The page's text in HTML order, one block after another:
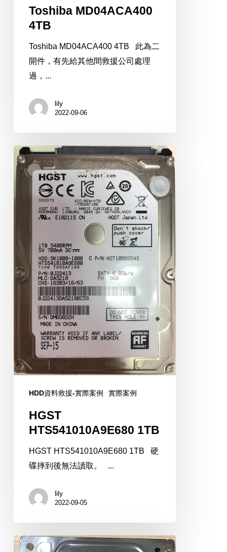
Toshiba MD04ACA400
4TB
Toshiba MD04ACA400 4TB 此為二
開件，有先給其他間救援公司處理
過，...
lily
2022-09-06
HGST
HTS541010A9E680
1TB
HDD資料救援-實際案例 實際案例
HGST
HTS541010A9E680 1TB
HGST HTS541010A9E680 1TB 硬
碟摔到後無法讀取。 ...
lily
2022-09-05
Hitachi